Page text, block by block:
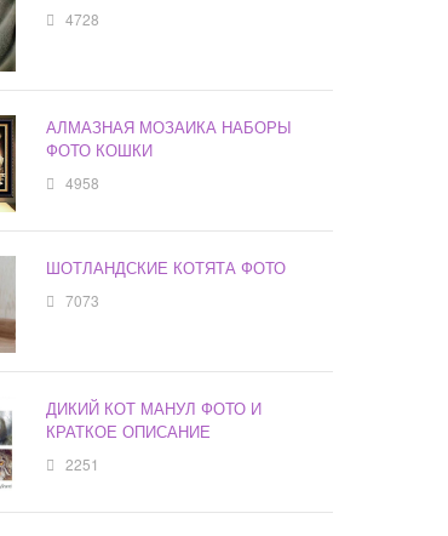
4728
АЛМАЗНАЯ МОЗАИКА НАБОРЫ
ФОТО КОШКИ
4958
ШОТЛАНДСКИЕ КОТЯТА ФОТО
7073
ДИКИЙ КОТ МАНУЛ ФОТО И
КРАТКОЕ ОПИСАНИЕ
2251